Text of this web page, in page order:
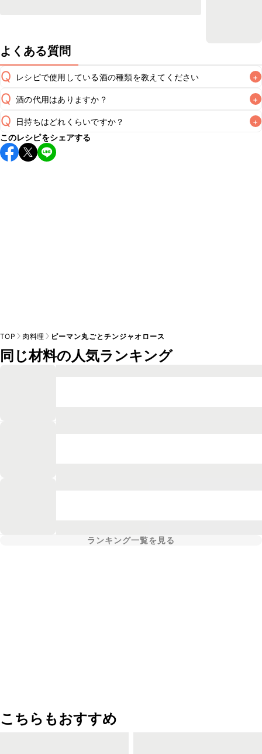
よくある質問
Q レシピで使用している酒の種類を教えてください +
A
Q 酒の代用はありますか？ +
A
Q 日持ちはどれくらいですか？ +
保存期間は冷蔵で翌日中が目安です。なるべくお早めにお召
し上がりください。
このレシピをシェアする
TOP 肉料理 ピーマン丸ごとチンジャオロース
同じ材料の人気ランキング
ランキング一覧を見る
こちらもおすすめ